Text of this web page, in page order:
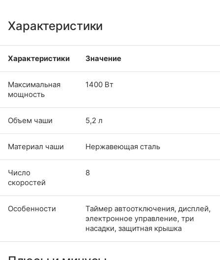
Характеристики
Характеристики Значение
Максимальная
мощность
1400 Вт
Объем чаши 5,2 л
Материал чаши Нержавеющая сталь
Число
скоростей
8
Особенности
Таймер автоотключения, дисплей,
электронное управление, три
насадки, защитная крышка